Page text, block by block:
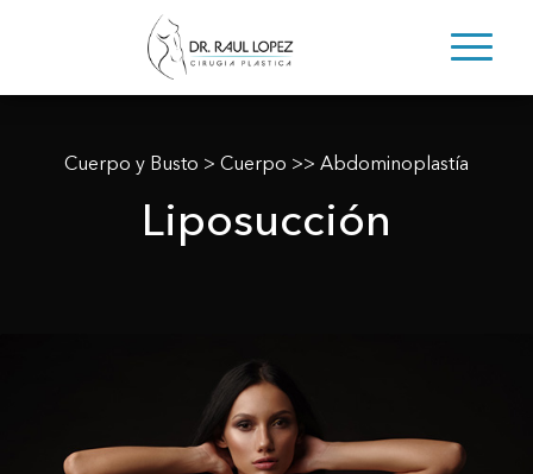
Cuerpo y Busto > Cuerpo >> Abdominoplastía
Liposucción